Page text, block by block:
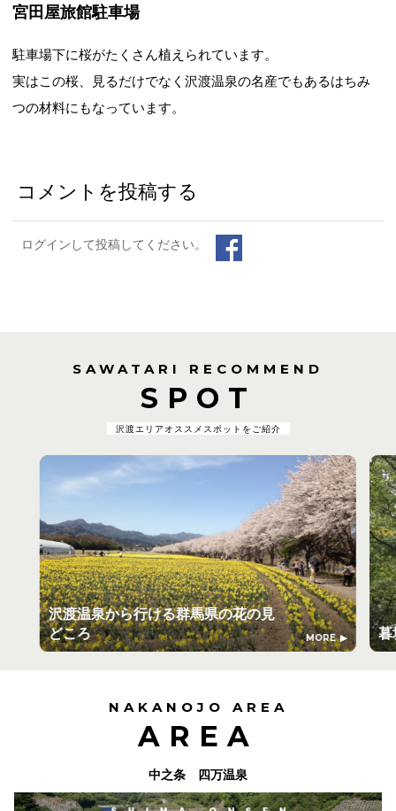
宮田屋旅館駐車場
駐車場下に桜がたくさん植えられています。
実はこの桜、見るだけでなく沢渡温泉の名産でもあるはちみ
つの材料にもなっています。
コメントを投稿する
ログインして投稿してください。
SAWATARI RECOMMEND
SPOT
沢渡エリアオススメスポットをご紹介
沢渡温泉から行ける群馬県の花の見
どころ
MORE 暮
NAKANOJO AREA
AREA
中之条 四万温泉